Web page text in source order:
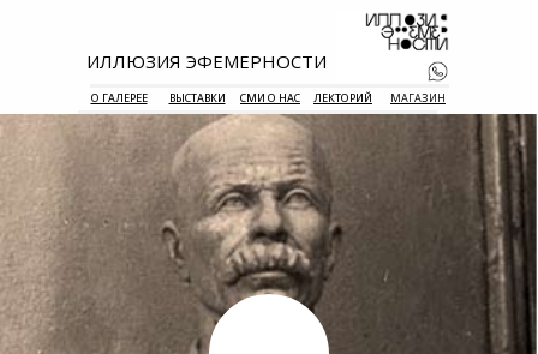
МАГАЗИН
ЛЕКТОРИЙ
СМИ О НАС
ВЫСТАВКИ
О ГАЛЕРЕЕ
ИЛЛЮЗИЯ ЭФЕМЕРНОСТИ
+7 938 177